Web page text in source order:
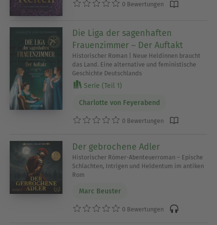
0 Bewertungen
Die Liga der sagenhaften
Frauenzimmer – Der Auftakt
Historischer Roman | Neue Heldinnen braucht
das Land. Eine alternative und feministische
Geschichte Deutschlands
Serie (Teil 1)
Charlotte von Feyerabend
0 Bewertungen
Der gebrochene Adler
Historischer Römer-Abenteuerroman – Epische
Schlachten, Intrigen und Heldentum im antiken
Rom
Marc Beuster
0 Bewertungen